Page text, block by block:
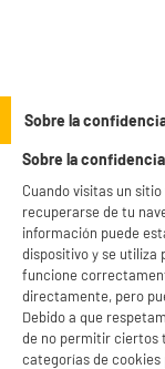
Temp. máxima
Sobre la
Sobre la
Cuando visitas un
recuperarse de tu
información puede
dispositivo y se utiliza
funcione
directamente, pero
Debido a que
de no permitir ciertos
categorías de cookies